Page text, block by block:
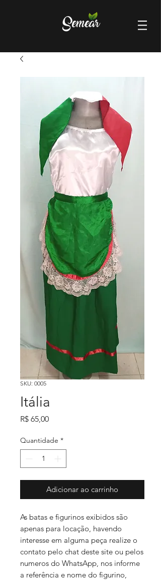
SKU: 0005
Itália
R$ 65,00Preço
Quantidade *
Adicionar ao carrinho
As batas e figurinos exibidos são
apenas para locação, havendo
interesse em alguma peça realize o
contato pelo chat deste site ou pelos
numeros do WhatsApp, nos informe
a referência e nome do figurino,